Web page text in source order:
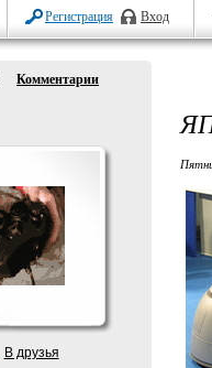
Регистрация Вход
Комментарии
В друзья